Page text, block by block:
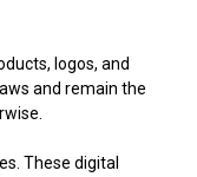
logos, and
and remain the
These digital